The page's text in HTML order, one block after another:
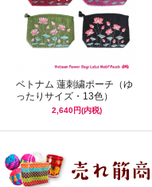
ベトナム 蓮刺繍ポーチ（ゆ
ったりサイズ・13色）
2,640円(内税)